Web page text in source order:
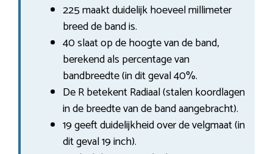
225 maakt duidelijk hoeveel millimeter
breed de band is.
40 slaat op de hoogte van de band,
berekend als percentage van
bandbreedte (in dit geval 40%.
De R betekent Radiaal (stalen koordlagen
in de breedte van de band aangebracht).
19 geeft duidelijkheid over de velgmaat (in
dit geval 19 inch).